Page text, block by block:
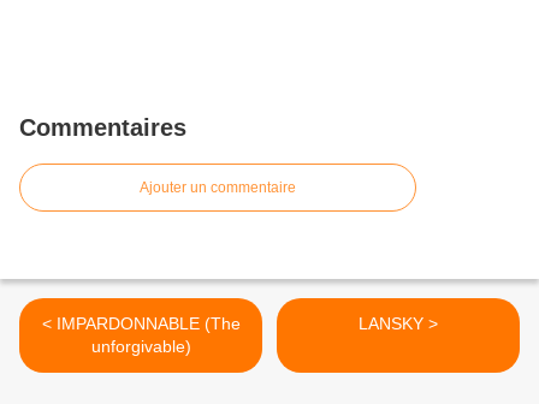
Commentaires
Ajouter un commentaire
< IMPARDONNABLE (The
unforgivable)
LANSKY >